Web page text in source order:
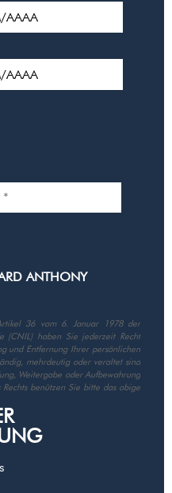
36 vom 6. Januar 1978 der
(CNIL) haben Sie jederzeit Recht
und Entfernung Ihrer persönlichen
mehrdeutig oder veraltet sind
Weitergabe oder Aufbewahrung
benützen Sie bitte das obige